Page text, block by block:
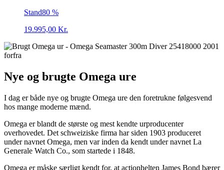
Stand80 %
19.995,00 Kr.
Nye og brugte Omega ure
I dag er både nye og brugte Omega ure den foretrukne følgesvend
hos mange moderne mænd.
Omega er blandt de største og mest kendte urproducenter
overhovedet. Det schweiziske firma har siden 1903 produceret
under navnet Omega, men var inden da kendt under navnet La
Generale Watch Co., som startede i 1848.
Omega er måske særligt kendt for, at actionhelten James Bond bærer